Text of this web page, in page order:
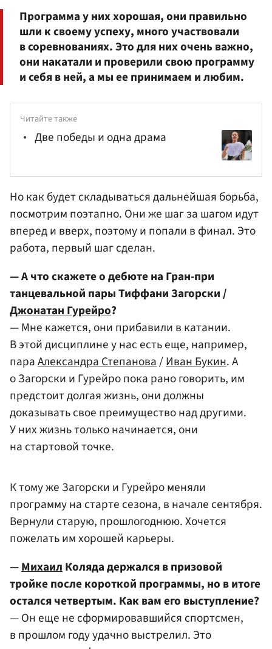
Программа у них хорошая, они правильно
шли к своему успеху, много участвовали
в соревнованиях. Это для них очень важно,
они накатали и проверили свою программу
и себя в ней, а мы ее принимаем и любим.
Читайте также
Две победы и одна драма
Но как будет складываться дальнейшая борьба,
посмотрим поэтапно. Они же шаг за шагом идут
вперед и вверх, поэтому и попали в финал. Это
работа, первый шаг сделан.
— А что скажете о дебюте на Гран-при
танцевальной пары Тиффани Загорски /
Джонатан Гурейро?
— Мне кажется, они прибавили в катании.
В этой дисциплине у нас есть еще, например,
параАлександра Степанова/Иван Букин. А
о Загорски и Гурейро пока рано говорить, им
предстоит долгая жизнь, они должны
доказывать свое преимущество над другими.
У них жизнь только начинается, они
на стартовой точке.
К тому же Загорски и Гурейро меняли
программу на старте сезона, в начале сентября.
Вернули старую, прошлогоднюю. Хочется
пожелать им хорошей карьеры.
—МихаилКоляда держался в призовой
тройке после короткой программы, но в итоге
остался четвертым. Как вам его выступление?
— Он еще не сформировавшийся спортсмен,
в прошлом году удачно выстрелил. Это